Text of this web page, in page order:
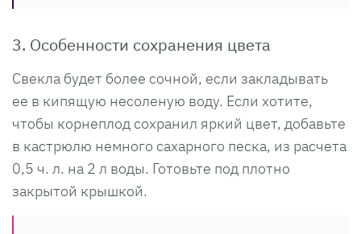
3. Особенности сохранения цвета
Свекла будет более сочной, если закладывать
ее в кипящую несоленую воду. Если хотите,
чтобы корнеплод сохранил яркий цвет, добавьте
в кастрюлю немного сахарного песка, из расчета
0,5 ч. л. на 2 л воды. Готовьте под плотно
закрытой крышкой.